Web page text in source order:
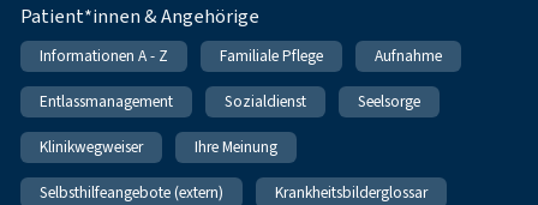
Patient*innen & Angehörige
Informationen A - Z Familiale Pflege Aufnahme
Entlassmanagement Sozialdienst Seelsorge
Klinikwegweiser Ihre Meinung
Selbsthilfeangebote (extern) Krankheitsbilderglossar